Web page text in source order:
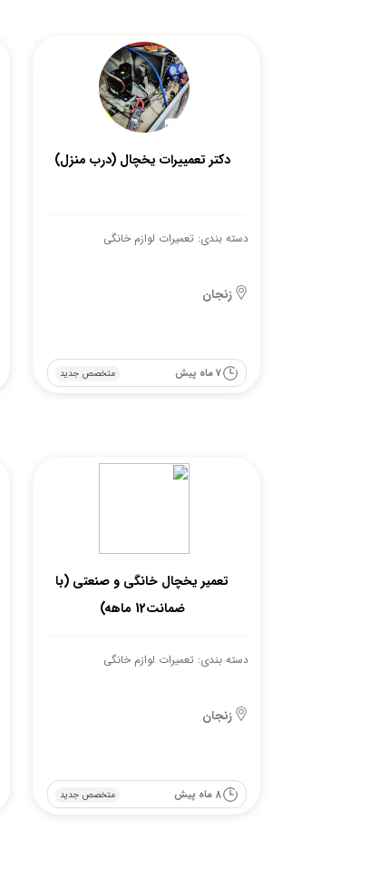
دکتر تعمییرات یخچال (درب منزل)
دسته بندی: تعمیرات لوازم خانگی
زنجان
متخصص جدید 7 ماه پیش
تعمیر یخچال خانگی و صنعتی (با
ضمانت12 ماهه)
دسته بندی: تعمیرات لوازم خانگی
زنجان
متخصص جدید 8 ماه پیش